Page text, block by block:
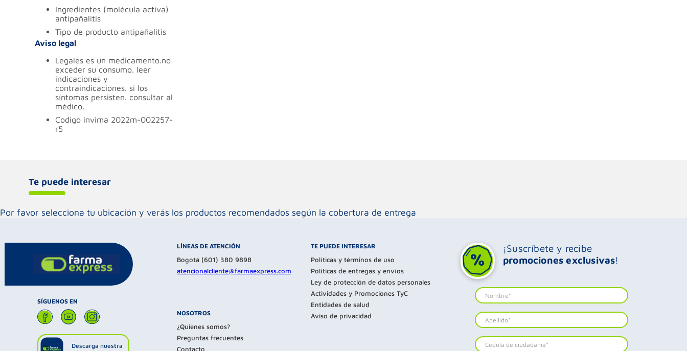
ingredientes (molécula activa)
antipañalitis
tipo de producto antipañalitis
Aviso legal
legales es un medicamento.no
exceder su consumo. leer
indicaciones y
contraindicaciones. si los
síntomas persisten. consultar al
médico.
codigo invima 2022m-002257-
r5
Te puede interesar
Por favor selecciona tu ubicación y verás los productos recomendados según la cobertura de entrega
SÍGUENOS EN
Descarga nuestra
LÍNEAS DE ATENCIÓN
Bogotá (601) 380 9898
atencionalcliente@farmaexpress.com
NOSOTROS
¿Quienes somos?
Preguntas frecuentes
Contacto
TE PUEDE INTERESAR
Políticas y términos de uso
Políticas de entregas y envíos
Ley de protección de datos personales
Actividades y Promociones TyC
Entidades de salud
Aviso de privacidad
¡Suscríbete y recibe
promociones exclusivas!